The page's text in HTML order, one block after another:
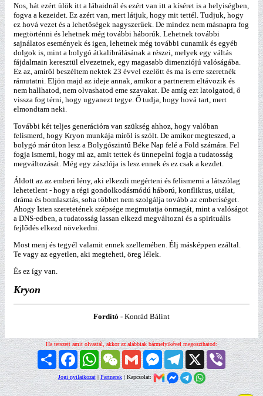
Nos, hát ezért ülök itt a lábaidnál és ezért van itt a kíséret is a helyiségben,
fogva a kezeidet. Ez azért van, mert látjuk, hogy mit tettél. Tudjuk, hogy
ez hová vezet és a lehetőségek nagyszerűek. De mindez nem másnapra fog
megtörténni és lehetnek még további háborúk. Lehetnek további
sajnálatos események és igen, lehetnek még további cunamik és egyéb
dolgok is, mint a bolygó átkalibrálásának a részei, melyek egy váltás
fájdalmain keresztül elvezetnek, egy magasabb dimenziójú valóságába.
Ez az, amiről beszéltem nektek 23 évvel ezelőtt és ma is erre szeretnék
rámutatni. Eljön majd az ideje annak, amikor a partnerem eltávozik és
nem hallhatod, nem olvashatod eme szavakat. De amíg ezt latolgatod, ő
vissza fog térni, hogy ugyanezt tegye. Ő tudja, hogy hová tart, mert
elmondtam neki.
További két teljes generációra van szükség ahhoz, hogy valóban
felismerd, hogy Kryon munkája miről is szólt. De amikor megteszed, a
bolygó már úton lesz a Bolygószintű Béke Nap felé a Föld számára. Fel
fogja ismerni, hogy mi az, amit tettek és ünnepelni fogja a tudatosság
megváltozását. Még egy zászlója is lesz ennek és ez csak a kezdet.
Áldott az az emberi lény, aki elkezdi megérteni és felismerni a látszólag
lehetetlent - hogy a régi gondolkodásmódú háború, konfliktus, utálat,
dráma és bomlasztás, soha többet nem szolgálja tovább az emberiséget.
Ahogy Isten szeretetének szépsége megmutatja önmagát, mint a valóságot
a DNS-edben, a tudatosság lassan elkezd megváltozni és a spirituális
fejlődés elkezd növekedni.
Most menj és tegyél valamit ennek szellemében. Élj másképpen ezáltal.
Te vagy az egyetlen, aki megteheti, öreg lélek.
És ez így van.
Kryon
Fordító - Konrád Bálint
Ha tetszett amit olvastál, akkor az alábbiak bármelyikével megoszthatod:
MegosztásFacebookWhatsApp WeChat Gmail MessengerTelegram X Viber
Jogi nyilatkozat| Partnerek| Kapcsolat: